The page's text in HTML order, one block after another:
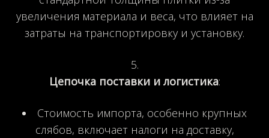
увеличения материала и веса, что влияет на
затраты на транспортировку и установку.
Цепочка поставки и логистика:
Стоимость импорта, особенно крупных
слябов, включает налоги на доставку,